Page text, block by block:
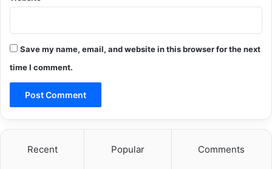
Save my name, email, and website in this browser for the next
time I comment.
Recent Popular Comments